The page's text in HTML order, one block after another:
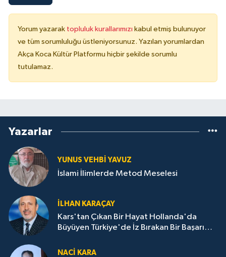
Yorum yazarak topluluk kurallarımızı kabul etmiş bulunuyor
ve tüm sorumluluğu üstleniyorsunuz. Yazılan yorumlardan
Akça Koca Kültür Platformu hiçbir şekilde sorumlu
tutulamaz.
Yazarlar
YUNUS VEHBI YAVUZ
İslami İlimlerde Metod Meselesi
İLHAN KARAÇAY
Kars'tan Çıkan Bir Hayat Hollanda'da
Büyüyen Türkiye'de İz Bırakan Bir Başarı
NACI KARA